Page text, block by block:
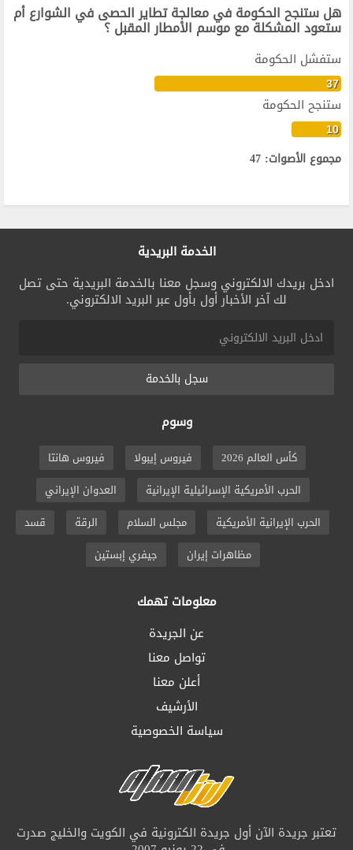
هل ستنجح الحكومة في معالجة تطاير الحصى في الشوارع أم
ستعود المشكلة مع موسم الأمطار المقبل ؟
ستفشل الحكومة
37
ستنجح الحكومة
10
مجموع الأصوات: 47
الخدمة البريدية
ادخل بريدك الالكتروني وسجل معنا بالخدمة البريدية حتى تصل
لك آخر الأخبار أول بأول عبر البريد الالكتروني.
سجل بالخدمة
وسوم
كأس العالم 2026 فيروس إيبولا
فيروس هانتا
الحرب الأمريكية الإسرائيلية الإيرانية
العدوان الإيراني
الحرب الإيرانية الأمريكية
مجلس السلام الرقة
قسد
مظاهرات إيران
جيفري إبستين
معلومات تهمك
عن الجريدة
تواصل معنا
أعلن معنا
الأرشيف
سياسة الخصوصية
تعتبر جريدة الآن أول جريدة الكترونية في الكويت والخليج صدرت